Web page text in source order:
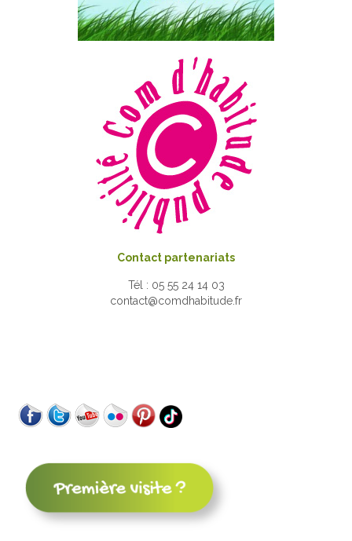
Contact partenariats
Tél : 05 55 24 14 03
contact@comdhabitude.fr